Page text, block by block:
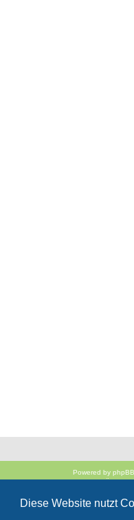
Diese Website nutzt
Powered by phpBB
Deutsche
phpBB SiteMaker